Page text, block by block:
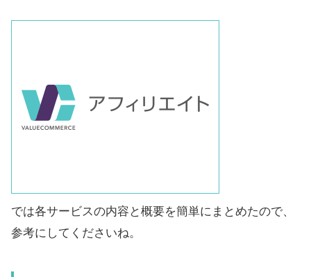
では各サービスの内容と概要を簡単にまとめたので、
参考にしてくださいね。